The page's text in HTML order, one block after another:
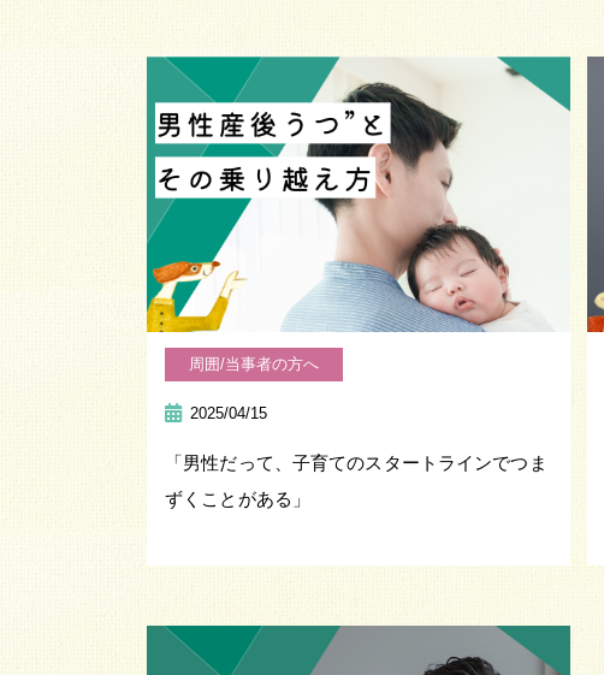
周囲/当事者の方へ
2025/04/15
「男性だって、子育てのスタートラインでつま
ずくことがある」